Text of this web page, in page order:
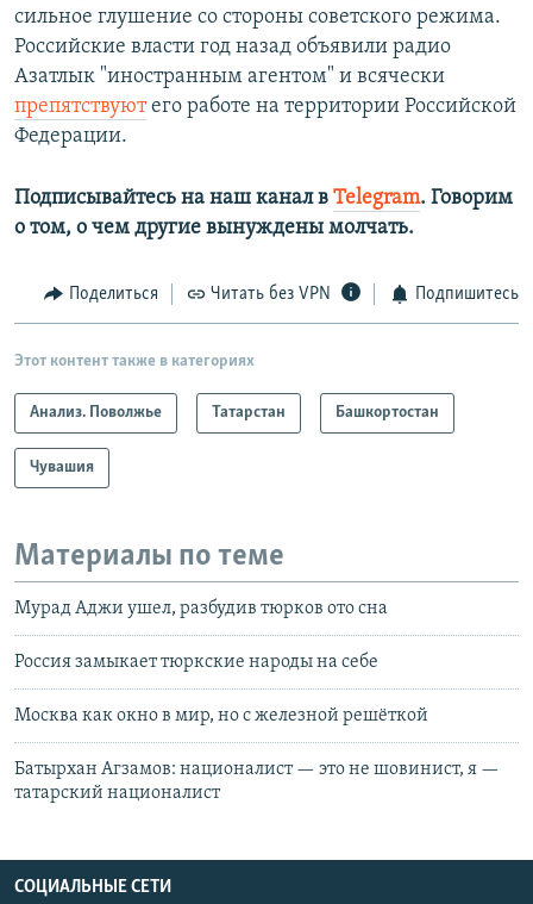
сильное глушение со стороны советского режима.
Российские власти год назад объявили радио
Азатлык "иностранным агентом" и всячески
препятствуютего работе на территории Российской
Федерации.
Подписывайтесь на наш канал в Telegram. Говорим
о том, о чем другие вынуждены молчать.
Поделиться Читать без VPN Подпишитесь
Этот контент также в категориях
Анализ. Поволжье Татарстан Башкортостан
Чувашия
Материалы по теме
Мурад Аджи ушел, разбудив тюрков ото сна
Россия замыкает тюркские народы на себе
Москва как окно в мир, но с железной решёткой
Батырхан Агзамов: националист — это не шовинист, я —
татарский националист
СОЦИАЛЬНЫЕ СЕТИ